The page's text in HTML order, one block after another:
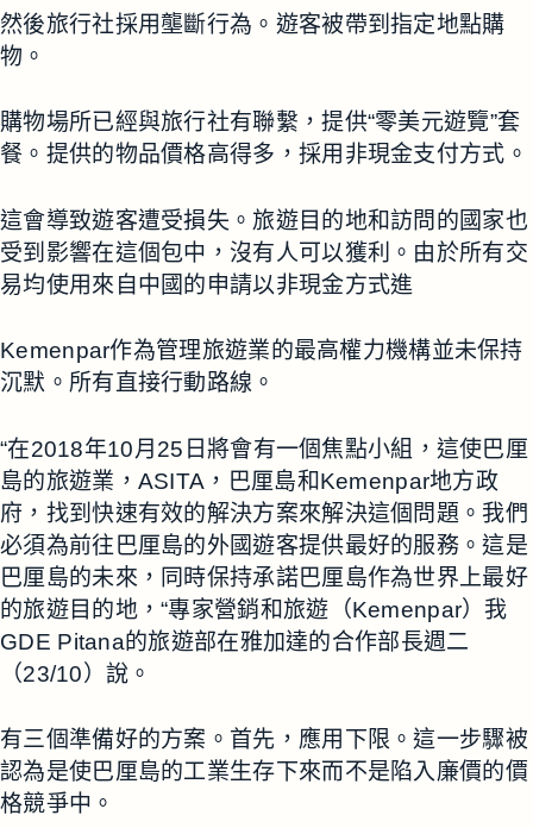
然後旅行社採用壟斷行為。遊客被帶到指定地點購
物。
購物場所已經與旅行社有聯繫，提供“零美元遊覽”套
餐。提供的物品價格高得多，採用非現金支付方式。
這會導致遊客遭受損失。旅遊目的地和訪問的國家也
受到影響在這個包中，沒有人可以獲利。由於所有交
易均使用來自中國的申請以非現金方式進
Kemenpar作為管理旅遊業的最高權力機構並未保持
沉默。所有直接行動路線。
“在2018年10月25日將會有一個焦點小組，這使巴厘
島的旅遊業，ASITA，巴厘島和Kemenpar地方政
府，找到快速有效的解決方案來解決這個問題。我們
必須為前往巴厘島的外國遊客提供最好的服務。這是
巴厘島的未來，同時保持承諾巴厘島作為世界上最好
的旅遊目的地，“專家營銷和旅遊（Kemenpar）我
GDE Pitana的旅遊部在雅加達的合作部長週二
（23/10）說。
有三個準備好的方案。首先，應用下限。這一步驟被
認為是使巴厘島的工業生存下來而不是陷入廉價的價
格競爭中。